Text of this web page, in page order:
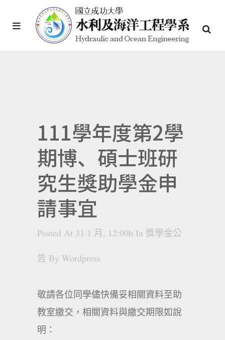
111學年度第2學
期博、碩士班研
究生獎助學金申
請事宜
Posted At 31 1 月, 12:00h In 獎學金公
告 By Wordpress
敬請各位同學儘快備妥相關資料至助
教室繳交，相關資料與繳交期限如說
明：